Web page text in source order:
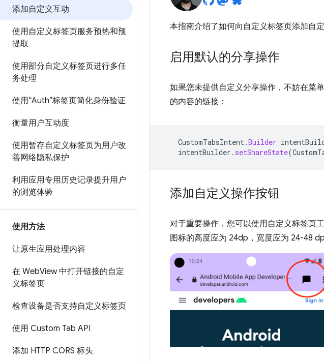
添加自定义互动
使用自定义标签页服务预热和预
提取
使用部分自定义标签页进行多任
务处理
使用“Auth”标签页简化身份验证
衡量用户互动度
使用暂存自定义标签页为用户改
善网络隐私保护
利用应用专用历史记录提升用户
的浏览体验
使用方法
让原生应用处理内容
在 WebView 中打开链接的自定
义标签页
检查设备是否支持自定义标签页
使用 Custom Tab API
添加 HTTP CORS 标头
本指南介绍了如何向自定义标签页添加自定
启用默认的分享操作
如果您未提供自定义分享操作，不妨在菜
的内容的链接：
CustomTabsIntent.Builder
intentBuilder . setShareState(
添加自定义操作按钮
对于重要操作，您可以使用自定义标签页
图标的高度应为 24dp，宽度应为 24-48 dp